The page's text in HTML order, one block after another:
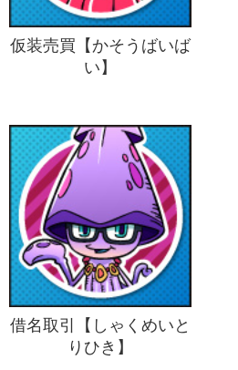
仮装売買【かそうばいば
い】
借名取引【しゃくめいと
りひき】